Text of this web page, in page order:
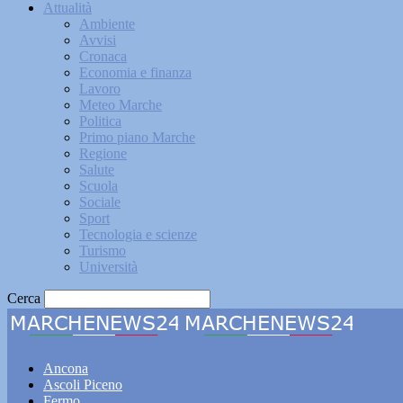
Attualità
Ambiente
Avvisi
Cronaca
Economia e finanza
Lavoro
Meteo Marche
Politica
Primo piano Marche
Regione
Salute
Scuola
Sociale
Sport
Tecnologia e scienze
Turismo
Università
Cerca
Ancona
Ascoli Piceno